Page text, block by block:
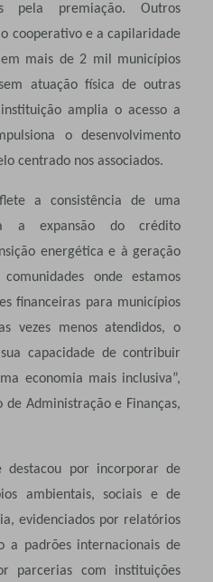
pela premiação. Outros
cooperativo e a capilaridade
mais de 2 mil municípios
atuação física de outras
amplia o acesso a
o desenvolvimento
centrado nos associados.
a consistência de uma
a expansão do crédito
energética e à geração
onde estamos
financeiras para municípios
vezes menos atendidos, o
capacidade de contribuir
economia mais inclusiva”,
Administração e Finanças,
destacou por incorporar de
ambientais, sociais e de
evidenciados por relatórios
a padrões internacionais de
parcerias com instituições